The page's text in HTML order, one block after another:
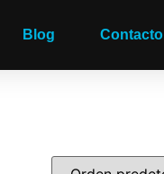
Blog Contacto